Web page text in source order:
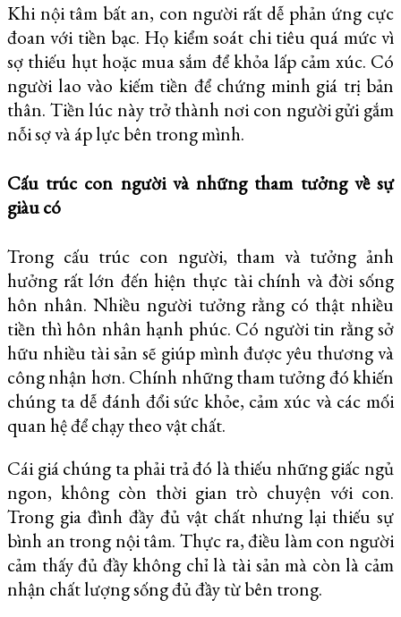
Khi nội tâm bất an, con người rất dễ phản ứng cực
đoan với tiền bạc. Họ kiểm soát chi tiêu quá mức vì
sợ thiếu hụt hoặc mua sắm để khỏa lấp cảm xúc. Có
người lao vào kiếm tiền để chứng minh giá trị bản
thân. Tiền lúc này trở thành nơi con người gửi gắm
nỗi sợ và áp lực bên trong mình.
Cấu trúc con người và những tham tưởng về sự
giàu có
Trong cấu trúc con người, tham và tưởng ảnh
hưởng rất lớn đến hiện thực tài chính và đời sống
hôn nhân. Nhiều người tưởng rằng có thật nhiều
tiền thì hôn nhân hạnh phúc. Có người tin rằng sở
hữu nhiều tài sản sẽ giúp mình được yêu thương và
công nhận hơn. Chính những tham tưởng đó khiến
chúng ta dễ đánh đổi sức khỏe, cảm xúc và các mối
quan hệ để chạy theo vật chất.
Cái giá chúng ta phải trả đó là thiếu những giấc ngủ
ngon, không còn thời gian trò chuyện với con.
Trong gia đình đầy đủ vật chất nhưng lại thiếu sự
bình an trong nội tâm. Thực ra, điều làm con người
cảm thấy đủ đầy không chỉ là tài sản mà còn là cảm
nhận chất lượng sống đủ đầy từ bên trong.